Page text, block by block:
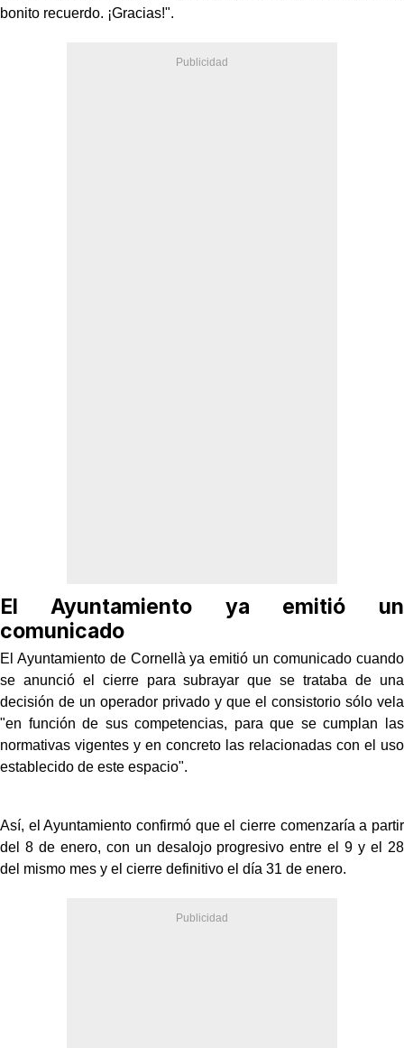
bonito recuerdo. ¡Gracias!".
El Ayuntamiento ya emitió un
comunicado
El Ayuntamiento de Cornellà ya emitió un comunicado cuando
se anunció el cierre para subrayar que se trataba de una
decisión de un operador privado y que el consistorio sólo vela
"en función de sus competencias, para que se cumplan las
normativas vigentes y en concreto las relacionadas con el uso
establecido de este espacio".
Así, el Ayuntamiento confirmó que el cierre comenzaría a partir
del 8 de enero, con un desalojo progresivo entre el 9 y el 28
del mismo mes y el cierre definitivo el día 31 de enero.